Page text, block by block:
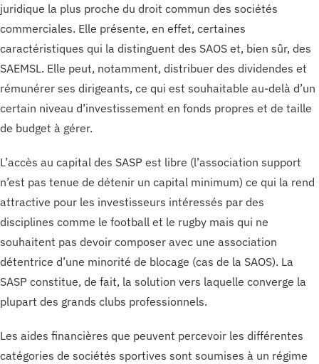
juridique la plus proche du droit commun des sociétés
commerciales. Elle présente, en effet, certaines
caractéristiques qui la distinguent des SAOS et, bien sûr, des
SAEMSL. Elle peut, notamment, distribuer des dividendes et
rémunérer ses dirigeants, ce qui est souhaitable au-delà d’un
certain niveau d’investissement en fonds propres et de taille
de budget à gérer.
L’accès au capital des SASP est libre (l’association support
n’est pas tenue de détenir un capital minimum) ce qui la rend
attractive pour les investisseurs intéressés par des
disciplines comme le football et le rugby mais qui ne
souhaitent pas devoir composer avec une association
détentrice d’une minorité de blocage (cas de la SAOS). La
SASP constitue, de fait, la solution vers laquelle converge la
plupart des grands clubs professionnels.
Les aides financières que peuvent percevoir les différentes
catégories de sociétés sportives sont soumises à un régime